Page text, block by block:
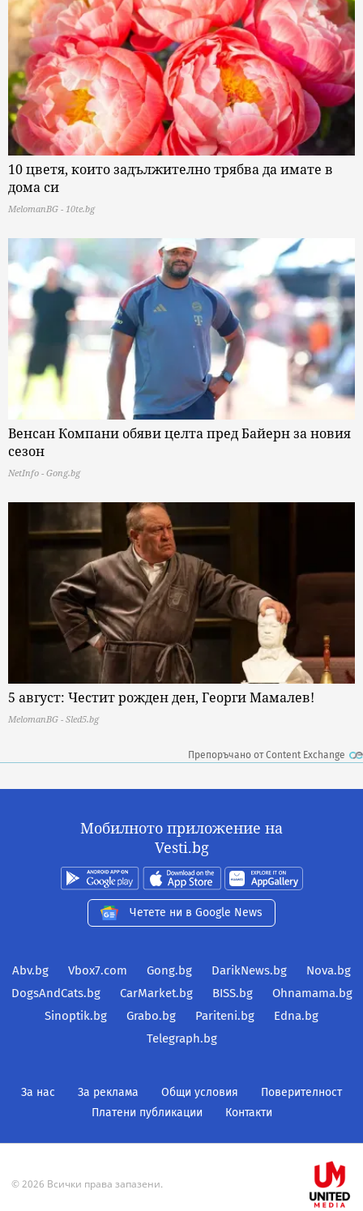
10 цветя, които задължително трябва да имате в
дома си
MelomanBG - 10te.bg
Венсан Компани обяви целта пред Байерн за новия
сезон
NetInfo - Gong.bg
5 август: Честит рожден ден, Георги Мамалев!
MelomanBG - Sled5.bg
Препоръчано от Content Exchange
Мобилното приложение на
Vesti.bg
Четете ни в Google News
Abv.bg Vbox7.com Gong.bg DarikNews.bg
Nova.bg
DogsAndCats.bg
CarMarket.bg BISS.bg
Ohnamama.bg
Sinoptik.bg
Grabo.bg Pariteni.bg
Edna.bg
Telegraph.bg
За нас За реклама Общи условия
Поверителност
Платени публикации
Контакти
© 2026 Всички права запазени.